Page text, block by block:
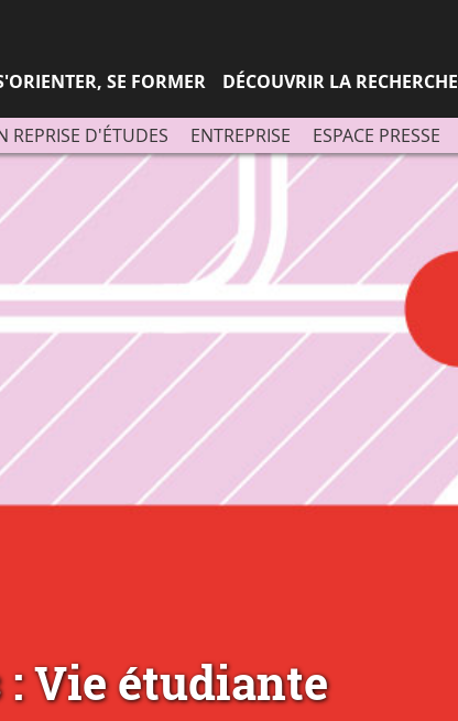
SE FORMER DÉCOUVRIR LA RECHERCHE
REPRISE D'ÉTUDES ENTREPRISE ESPACE PRESSE
Vie étudiante